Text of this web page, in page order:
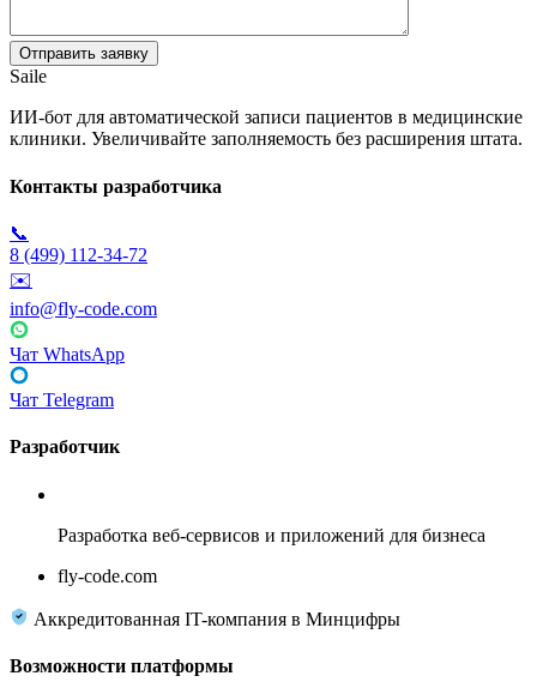
Saile
ИИ-бот для автоматической записи пациентов в медицинские
клиники. Увеличивайте заполняемость без расширения штата.
Контакты разработчика
📞
8 (499) 112-34-72
✉️
info@fly-code.com
Чат WhatsApp
Чат Telegram
Разработчик
Разработка веб-сервисов и приложений для бизнеса
fly-code.com
Аккредитованная IT-компания в Минцифры
Возможности платформы